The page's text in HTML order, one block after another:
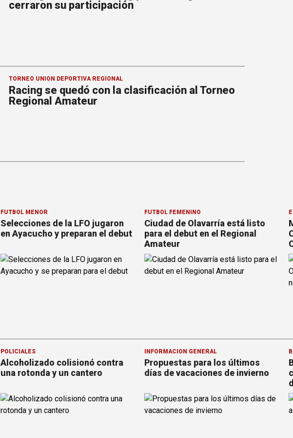
cerraron su participación
TORNEO UNIÓN DEPORTIVA REGIONAL
Racing se quedó con la clasificación al Torneo
Regional Amateur
FÚTBOL MENOR
Selecciones de la LFO jugaron
en Ayacucho y preparan el debut
FÚTBOL FEMENINO
Ciudad de Olavarría está listo
para el debut en el Regional
Amateur
POLICIALES
Alcoholizado colisionó contra
una rotonda y un cantero
INFORMACION GENERAL
Propuestas para los últimos
días de vacaciones de invierno